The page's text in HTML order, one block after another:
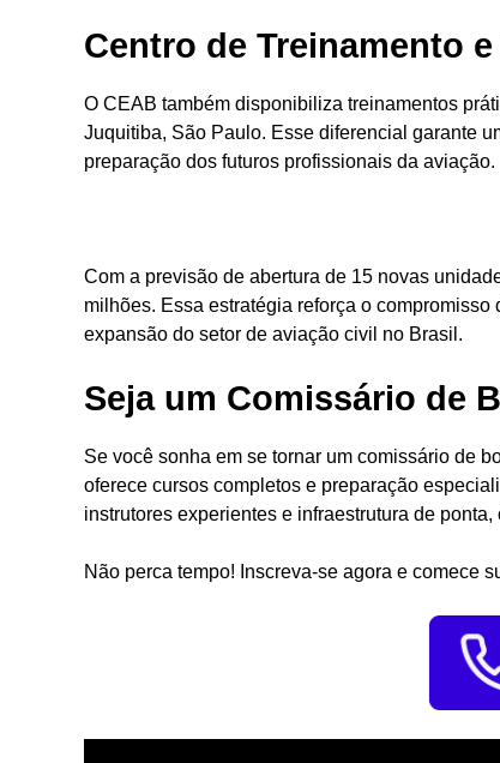
Centro de Treinamento
O CEAB também disponibiliza treinamentos
Juquitiba, São Paulo. Esse diferencial garante
preparação dos futuros profissionais da aviação.
Com a previsão de abertura de 15 novas
milhões. Essa estratégia reforça o
expansão do setor de aviação civil no Brasil.
Seja um Comissário de
Se você sonha em se tornar um comissário de
oferece cursos completos e preparação
instrutores experientes e infraestrutura de
Não perca tempo! Inscreva-se agora e comece